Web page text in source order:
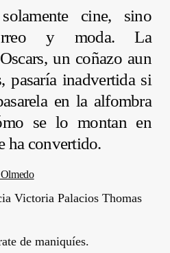
cine, sino
y moda. La
un coñazo aun
pasaría inadvertida si
en la alfombra
se lo montan en
ha convertido.
Victoria Palacios Thomas
de maniquíes.